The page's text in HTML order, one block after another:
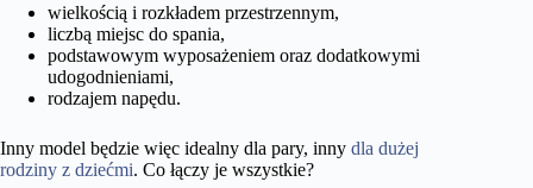
wielkością i rozkładem przestrzennym,
liczbą miejsc do spania,
podstawowym wyposażeniem oraz dodatkowymi
udogodnieniami,
rodzajem napędu.
Inny model będzie więc idealny dla pary, inny dla dużej
rodziny z dziećmi. Co łączy je wszystkie?